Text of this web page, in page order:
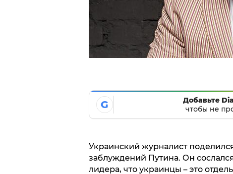
G
Добавьте
чтобы не
Украинский журналист
заблуждений Путина. Он
лидера, что украинцы – это